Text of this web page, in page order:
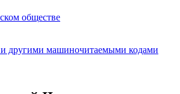
обществе
другими машиночитаемыми кодами